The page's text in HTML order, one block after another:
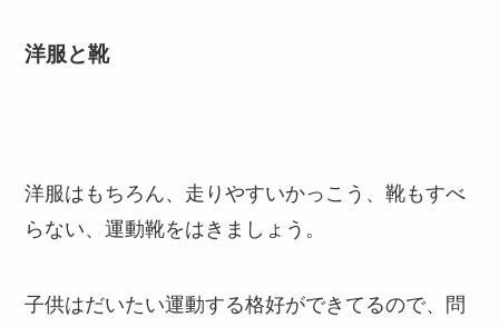
洋服と靴
洋服はもちろん、走りやすいかっこう、靴もすべ
らない、運動靴をはきましょう。
子供はだいたい運動する格好ができてるので、問